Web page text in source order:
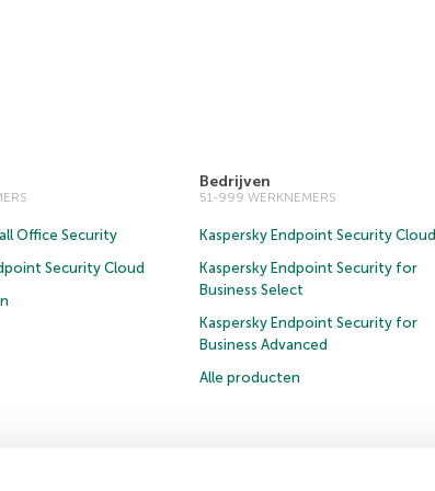
Office Security
Security Cloud
Bedrijven
51-999 WERKNEMERS
Kaspersky Endpoint Security Cloud
Kaspersky Endpoint Security for
Business Select
Kaspersky Endpoint Security for
Business Advanced
Alle producten